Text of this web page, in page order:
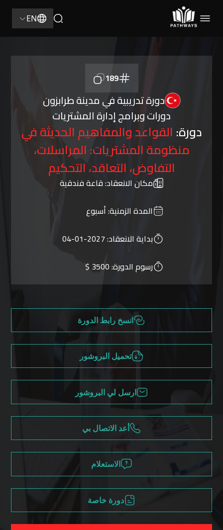
EN
189
دورة تدريبية في مدينة طرابزون
دورات وبرامج إدارة المشتريات
دورة: القواعد والمفاهيم الحديثة في
منظومة المشتريات: المراسلات،
التفاوض، التعاقد، التحكيم
مكان الانعقاد:قاعة فندقية
المدة الزمنية:أسبوع
بداية الانعقاد:2027-01-04
رسوم الدورة:3500 $
انسخ رابط الدورة
تحميل البروشور
ارسل لي البروشور
أعد الاتصال بي
الاستعلام
دورة خاصة